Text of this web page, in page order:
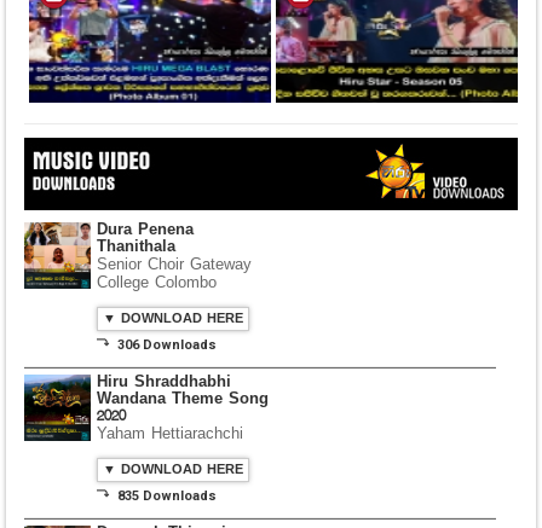
Dura Penena
Thanithala
Senior Choir Gateway
College Colombo
▼ DOWNLOAD HERE
⤵ 306 Downloads
Hiru Shraddhabhi
Wandana Theme Song
2020
Yaham Hettiarachchi
▼ DOWNLOAD HERE
⤵ 835 Downloads